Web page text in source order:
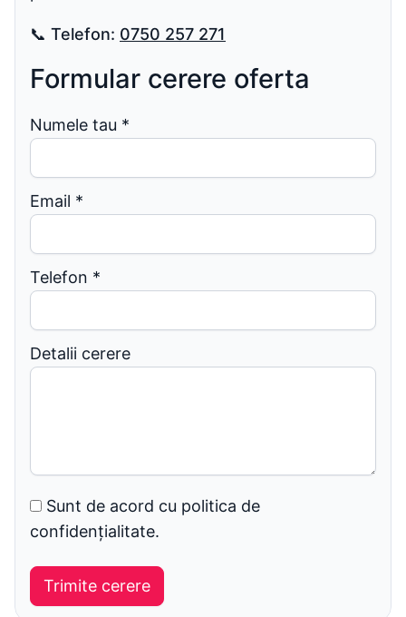
📞 Telefon: 0750 257 271
Formular cerere oferta
Numele tau *
Email *
Telefon *
Detalii cerere
Sunt de acord cu politica de
confidențialitate.